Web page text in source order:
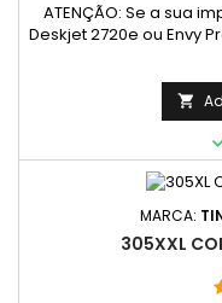
ATENÇÃO: Se a sua
Deskjet 2720e ou Envy
o programa HP+ pode
reciclados. O HP+
nuvem, mas requer
Internet.

MARCA:
305XXL